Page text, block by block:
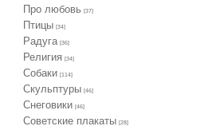
Про любовь [37]
Птицы [34]
Радуга [36]
Религия [34]
Собаки [114]
Скульптуры [46]
Снеговики [46]
Советские плакаты [28]